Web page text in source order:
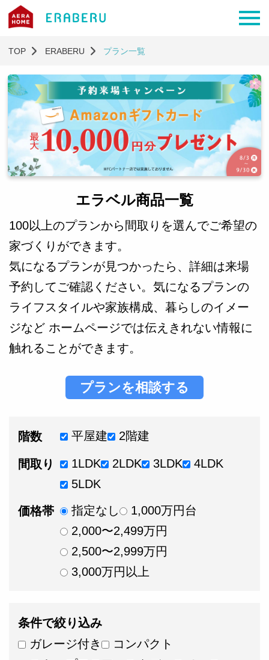
TOP ERABERU プラン一覧
エラベル商品一覧
100以上のプランから間取りを選んでご希望の
家づくりができます。
気になるプランが見つかったら、詳細は来場
予約してご確認ください。気になるプランの
ライフスタイルや家族構成、暮らしのイメー
ジなど ホームページでは伝えきれない情報に
触れることができます。
プランを相談する
階数 平屋建 2階建
間取り 1LDK 2LDK 3LDK
4LDK
5LDK
価格帯 指定なし
1,000万円台
2,000〜2,499万円
2,500〜2,999万円
3,000万円以上
条件で絞り込み
ガレージ付き
コンパクト